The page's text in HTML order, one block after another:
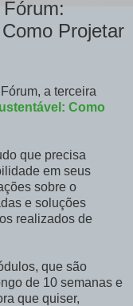
Projetar
a terceira
Como
que precisa
em seus
sobre o
e soluções
realizados de
que são
de 10 semanas e
que quiser,